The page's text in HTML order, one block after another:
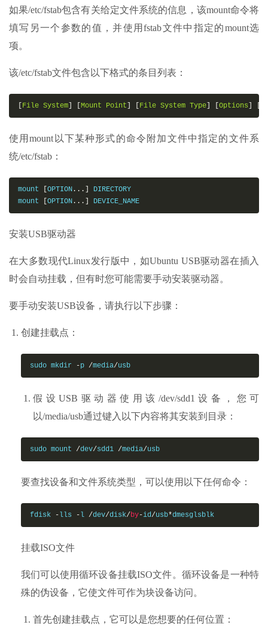
如果/etc/fstab包含有关给定文件系统的信息，该mount命令将
填写另一个参数的值，并使用fstab文件中指定的mount选
项。
该/etc/fstab文件包含以下格式的条目列表：
[File System] [Mount Point] [File System Type] [Options] [
使用mount以下某种形式的命令附加文件中指定的文件系
统/etc/fstab：
mount [OPTION ... ]
DIRECTORY
mount
[OPTION ... ] DEVICE_NAME
安装USB驱动器
在大多数现代Linux发行版中，如Ubuntu USB驱动器在插入
时会自动挂载，但有时您可能需要手动安装驱动器。
要手动安装USB设备，请执行以下步骤：
创建挂载点：
sudo mkdir -p /media/usb
假设USB驱动器使用该/dev/sdd1设备，您可
以/media/usb通过键入以下内容将其安装到目录：
sudo mount /dev/sdd1 /media/usb
要查找设备和文件系统类型，可以使用以下任何命令：
fdisk -lls -l /dev/disk/by-id/usb*dmesglsblk
挂载ISO文件
我们可以使用循环设备挂载ISO文件。循环设备是一种特
殊的伪设备，它使文件可作为块设备访问。
首先创建挂载点，它可以是您想要的任何位置：